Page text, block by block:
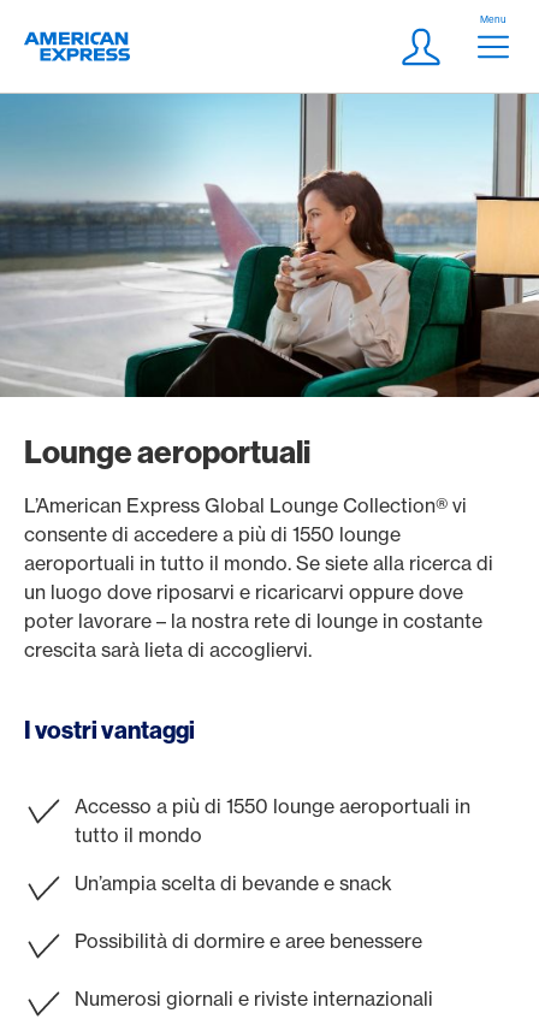
Logo
Meta
Login
Menu
Lounge aeroportuali
L’American Express Global Lounge Collection® vi
consente di accedere a più di 1550 lounge
aeroportuali in tutto il mondo. Se siete alla ricerca di
un luogo dove riposarvi e ricaricarvi oppure dove
poter lavorare – la nostra rete di lounge in costante
crescita sarà lieta di accogliervi.
I vostri vantaggi
Accesso a più di 1550 lounge aeroportuali in
tutto il mondo
Un’ampia scelta di bevande e snack
Possibilità di dormire e aree benessere
Numerosi giornali e riviste internazionali